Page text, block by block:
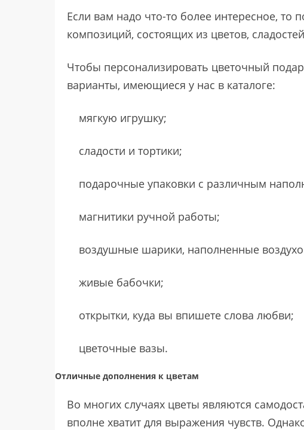
Если вам надо что-то более интересное, то
композиций, состоящих из цветов,
Чтобы персонализировать цветочный
варианты, имеющиеся у нас в каталоге:
мягкую игрушку;
сладости и тортики;
подарочные упаковки с различным
магнитики ручной работы;
воздушные шарики, наполненные
живые бабочки;
открытки, куда вы впишете слова любви;
цветочные вазы.
Отличные дополнения к цветам
Во многих случаях цветы являются
вполне хватит для выражения чувств.